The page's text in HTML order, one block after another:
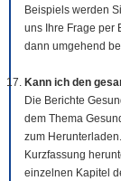
Beispiels werden
uns Ihre Frage per
dann umgehend
Kann ich den
Die Berichte
dem Thema
zum
Kurzfassung
einzelnen Kapitel